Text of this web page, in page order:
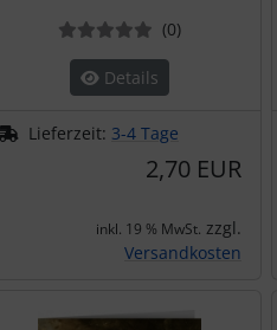
(0Bewertungen
)
Details
Lieferzeit: 3-4 Tage
2,70 EUR
inkl. 19 % MwSt. zzgl.
Versandkosten